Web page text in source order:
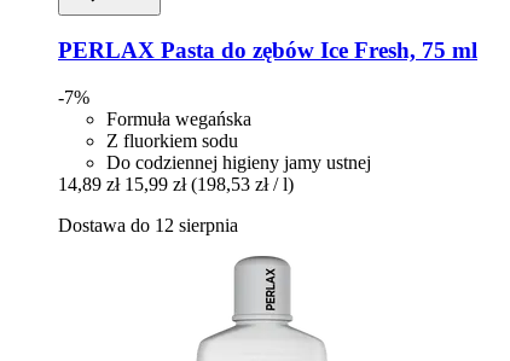
PERLAX Pasta do zębów Ice Fresh, 75 ml
-7%
Formuła wegańska
Z fluorkiem sodu
Do codziennej higieny jamy ustnej
14,89 zł 15,99 zł (198,53 zł / l)
Dostawa do 12 sierpnia